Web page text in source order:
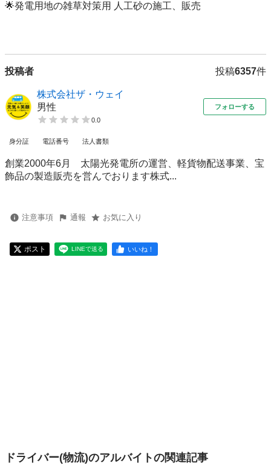
🌟発電用地の雑草対策用 人工砂の施工、販売
投稿者 投稿6357件
株式会社ザ・ウェイ
男性
0.0
フォローする
身分証 電話番号 法人書類
創業2000年6月 太陽光発電所の運営、軽貨物配送事業、宝
飾品の製造販売を営んでおります株式...
注意事項 通報 お気に入り
ポスト LINEで送る いいね！
ドライバー(物流)のアルバイトの関連記事